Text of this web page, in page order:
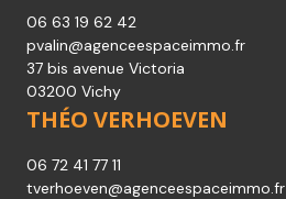
06 63 19 62 42
pvalin@agenceespaceimmo.fr
37 bis avenue Victoria
03200 Vichy
THÉO VERHOEVEN
06 72 41 77 11
tverhoeven@agenceespaceimmo.fr